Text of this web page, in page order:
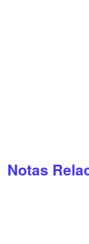
Notas